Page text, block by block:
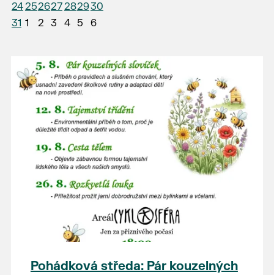
24252627282930
31 1 2 3 4 5 6
Pohádková středa: Pár kouzelných